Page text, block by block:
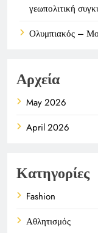
γεωπολιτική
Ολυμπιακός –
Αρχεία
May 2026
April 2026
Κατηγορίες
Fashion
Αθλητισμός